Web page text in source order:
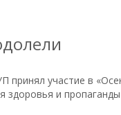
участие в
здоровья и